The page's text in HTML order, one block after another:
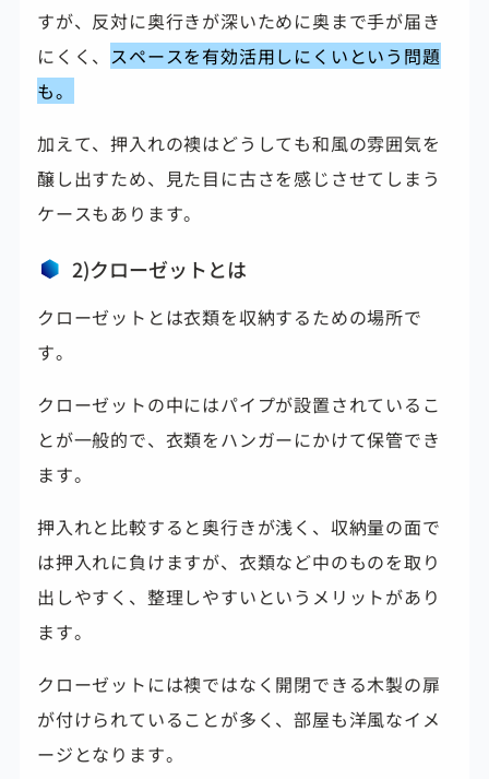
すが、反対に奥行きが深いために奥まで手が届き
にくく、 スペースを有効活用しにくいという問題
も。
加えて、押入れの襖はどうしても和風の雰囲気を
醸し出すため、
見た目に古さを感じさせてしまう
ケースもあります。
2)クローゼットとは
クローゼットとは衣類を収納するための場所で
す。
クローゼットの中にはパイプが設置されているこ
とが一般的で、衣類をハンガーにかけて保管でき
ます。
押入れと比較すると奥行きが浅く、収納量の面で
は押入れに負けますが、衣類など中のものを取り
出しやすく、 整理しやすいというメリットがあり
ます。
クローゼットには襖ではなく開閉できる木製の扉
が付けられていることが多く、部屋も洋風なイメ
ージとなります。